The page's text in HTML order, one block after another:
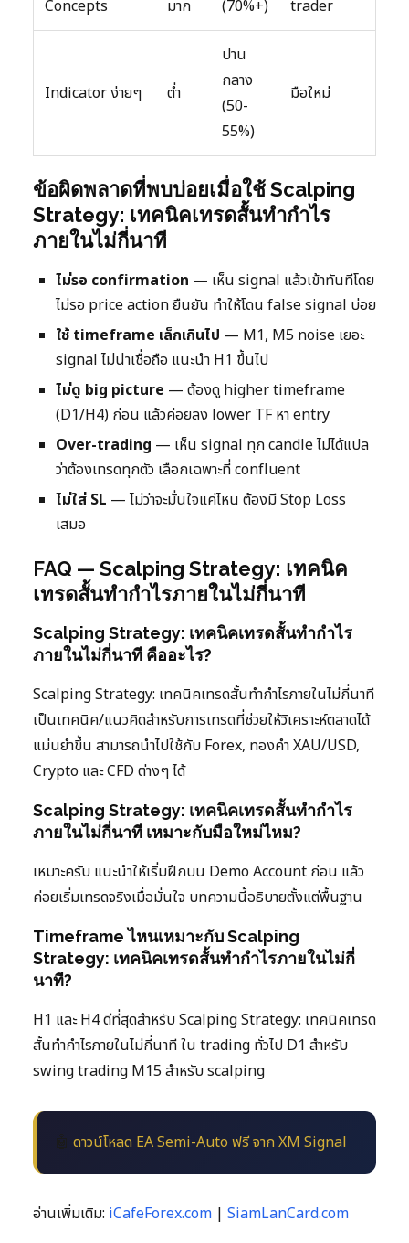
Concepts
มาก
(70%+)
trader
Indicator ง่ายๆ ต่ำ
ปาน
กลาง
(50-
55%)
มือใหม่
ข้อผิดพลาดที่พบบ่อยเมื่อใช้ Scalping
Strategy: เทคนิคเทรดสั้นทำกำไร
ภายในไม่กี่นาที
ไม่รอ confirmation — เห็น signal แล้วเข้าทันทีโดย
ไม่รอ price action ยืนยัน ทำให้โดน false signal บ่อย
ใช้ timeframe เล็กเกินไป — M1, M5 noise เยอะ
signal ไม่น่าเชื่อถือ แนะนำ H1 ขึ้นไป
ไม่ดู big picture — ต้องดู higher timeframe
(D1/H4) ก่อน แล้วค่อยลง lower TF หา entry
Over-trading — เห็น signal ทุก candle ไม่ได้แปล
ว่าต้องเทรดทุกตัว เลือกเฉพาะที่ confluent
ไม่ใส่ SL — ไม่ว่าจะมั่นใจแค่ไหน ต้องมี Stop Loss
เสมอ
FAQ — Scalping Strategy: เทคนิค
เทรดสั้นทำกำไรภายในไม่กี่นาที
Scalping Strategy: เทคนิคเทรดสั้นทำกำไร
ภายในไม่กี่นาที คืออะไร?
Scalping Strategy: เทคนิคเทรดสั้นทำกำไรภายในไม่กี่นาที
เป็นเทคนิค/แนวคิดสำหรับการเทรดที่ช่วยให้วิเคราะห์ตลาดได้
แม่นยำขึ้น สามารถนำไปใช้กับ Forex, ทองคำ XAU/USD,
Crypto และ CFD ต่างๆ ได้
Scalping Strategy: เทคนิคเทรดสั้นทำกำไร
ภายในไม่กี่นาที เหมาะกับมือใหม่ไหม?
เหมาะครับ แนะนำให้เริ่มฝึกบน Demo Account ก่อน แล้ว
ค่อยเริ่มเทรดจริงเมื่อมั่นใจ บทความนี้อธิบายตั้งแต่พื้นฐาน
Timeframe ไหนเหมาะกับ Scalping
Strategy: เทคนิคเทรดสั้นทำกำไรภายในไม่กี่
นาที?
H1 และ H4 ดีที่สุดสำหรับ Scalping Strategy: เทคนิคเทรด
สั้นทำกำไรภายในไม่กี่นาที ใน trading ทั่วไป D1 สำหรับ
swing trading M15 สำหรับ scalping
ดาวน์โหลด EA Semi-Auto ฟรี จาก XM Signal
อ่านเพิ่มเติม: iCafeForex.com | SiamLanCard.com